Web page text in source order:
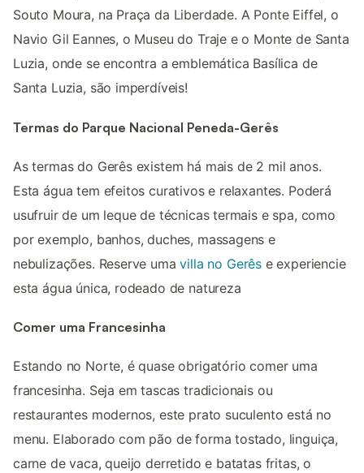
Souto Moura, na Praça da Liberdade. A Ponte Eiffel, o
Navio Gil Eannes, o Museu do Traje e o Monte de Santa
Luzia, onde se encontra a emblemática Basílica de
Santa Luzia, são imperdíveis!
Termas do Parque Nacional Peneda-Gerês
As termas do Gerês existem há mais de 2 mil anos.
Esta água tem efeitos curativos e relaxantes. Poderá
usufruir de um leque de técnicas termais e spa, como
por exemplo, banhos, duches, massagens e
nebulizações. Reserve umavilla no Gerêse experiencie
esta água única, rodeado de natureza
Comer uma Francesinha
Estando no Norte, é quase obrigatório comer uma
francesinha. Seja em tascas tradicionais ou
restaurantes modernos, este prato suculento está no
menu. Elaborado com pão de forma tostado, linguiça,
carne de vaca, queijo derretido e batatas fritas, o